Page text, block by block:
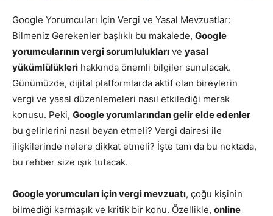
Google Yorumcuları İçin Vergi ve Yasal Mevzuatlar:
Bilmeniz Gerekenler başlıklı bu makalede, Google
yorumcularının vergi sorumlulukları ve yasal
yükümlülükleri hakkında önemli bilgiler sunulacak.
Günümüzde, dijital platformlarda aktif olan bireylerin
vergi ve yasal düzenlemeleri nasıl etkilediği merak
konusu. Peki, Google yorumlarından gelir elde edenler
bu gelirlerini nasıl beyan etmeli? Vergi dairesi ile
ilişkilerinde nelere dikkat etmeli? İşte tam da bu noktada,
bu rehber size ışık tutacak.
Google yorumcuları için vergi mevzuatı, çoğu kişinin
bilmediği karmaşık ve kritik bir konu. Özellikle, online